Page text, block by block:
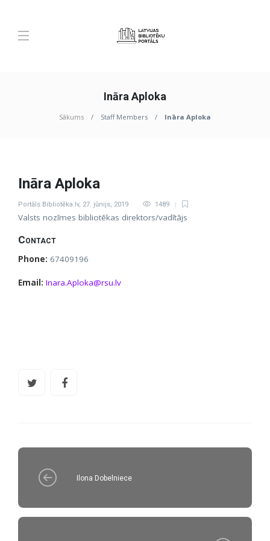
Ināra Aploka
Sākums Staff Members Ināra Aploka
Ināra Aploka
Portāls Bibliotēka.lv, 27. jūnijs, 2019 1489
Valsts nozīmes bibliotēkas direktors/vadītājs
Contact
Phone: 67409196
Email: Inara.Aploka@rsu.lv
Ilona Dobelniece